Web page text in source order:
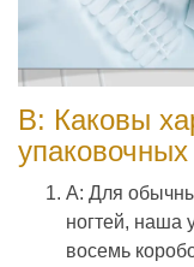
В: Каковы
A: Для
ногтей, наша
восемь